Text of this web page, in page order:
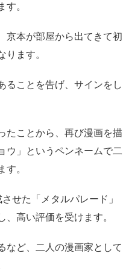
す。
京本が部屋から出てきて初
ります。
ることを告げ、サインをし
たことから、再び漫画を描
ウ」というペンネームで二
す。
せた「メタルパレード」
高い評価を受けます。
など、二人の漫画家として